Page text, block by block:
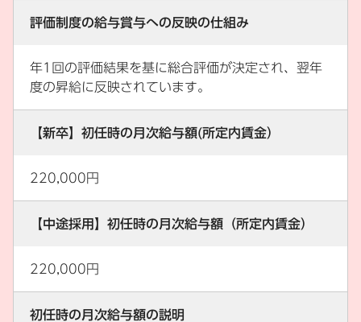
評価制度の給与賞与への反映の仕組み
年1回の評価結果を基に総合評価が決定され、翌年
度の昇給に反映されています。
【新卒】初任時の月次給与額(所定内賃金）
220,000円
【中途採用】初任時の月次給与額（所定内賃金）
220,000円
初任時の月次給与額の説明